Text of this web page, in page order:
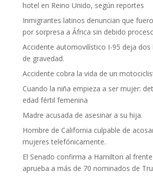
hotel en Reino Unido, según reportes
Inmigrantes latinos denuncian que
por sorpresa a África sin debido
Accidente automovilístico I-95 deja dos
de gravedad.
Accidente cobra la vida de un
Cuando la niña empieza a ser mujer:
edad fértil femenina
Madre acusada de asesinar a su hija.
Hombre de California culpable de
mujeres telefónicamente.
El Senado confirma a Hamilton al
aprueba a más de 70 nominados de